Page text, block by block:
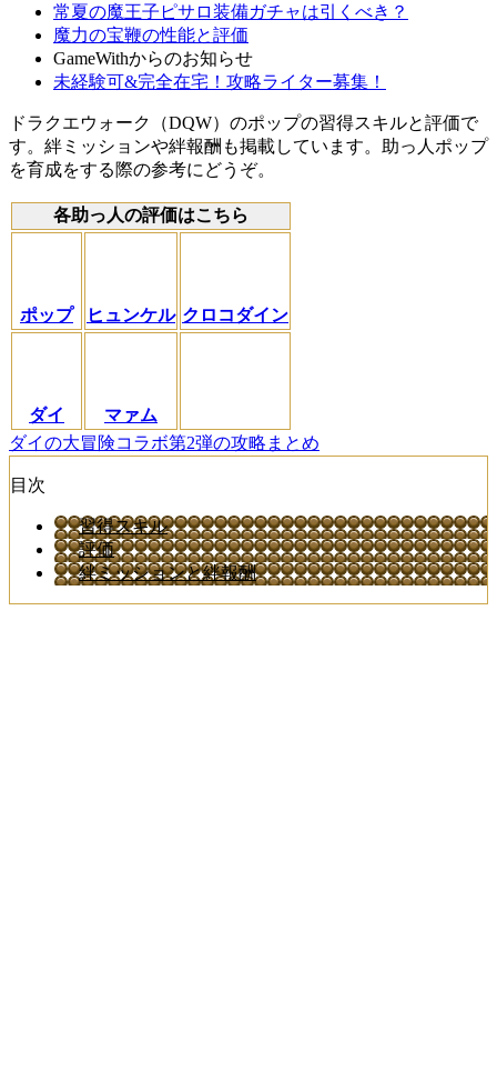
常夏の魔王子ピサロ装備ガチャは引くべき？
魔力の宝鞭の性能と評価
GameWithからのお知らせ
未経験可&完全在宅！攻略ライター募集！
ドラクエウォーク（DQW）のポップの習得スキルと評価で
す。絆ミッションや絆報酬も掲載しています。助っ人ポップ
を育成をする際の参考にどうぞ。
各助っ人の評価はこちら
ポップ ヒュンケル クロコダイン
ダイ
マァム
ダイの大冒険コラボ第2弾の攻略まとめ
目次
習得スキル
評価
絆ミッションと絆報酬